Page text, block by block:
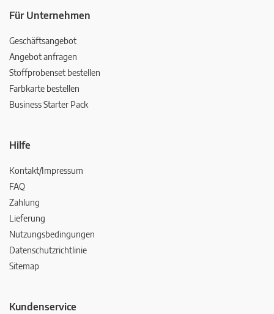
Für Unternehmen
Geschäftsangebot
Angebot anfragen
Stoffprobenset bestellen
Farbkarte bestellen
Business Starter Pack
Hilfe
Kontakt/Impressum
FAQ
Zahlung
Lieferung
Nutzungsbedingungen
Datenschutzrichtlinie
Sitemap
Kundenservice